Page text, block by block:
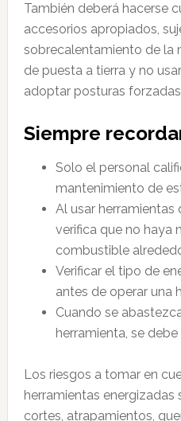
También deberá hacerse
accesorios apropiados,
sobrecalentamiento de la
de puesta a tierra y no
adoptar posturas
Siempre
Solo el personal
mantenimiento de
Al usar herramientas
verifica que no haya
combustible
Verificar el tipo de
antes de operar una
Cuando se
herramienta, se
Los riesgos a tomar en
herramientas
cortes, atrapamientos,